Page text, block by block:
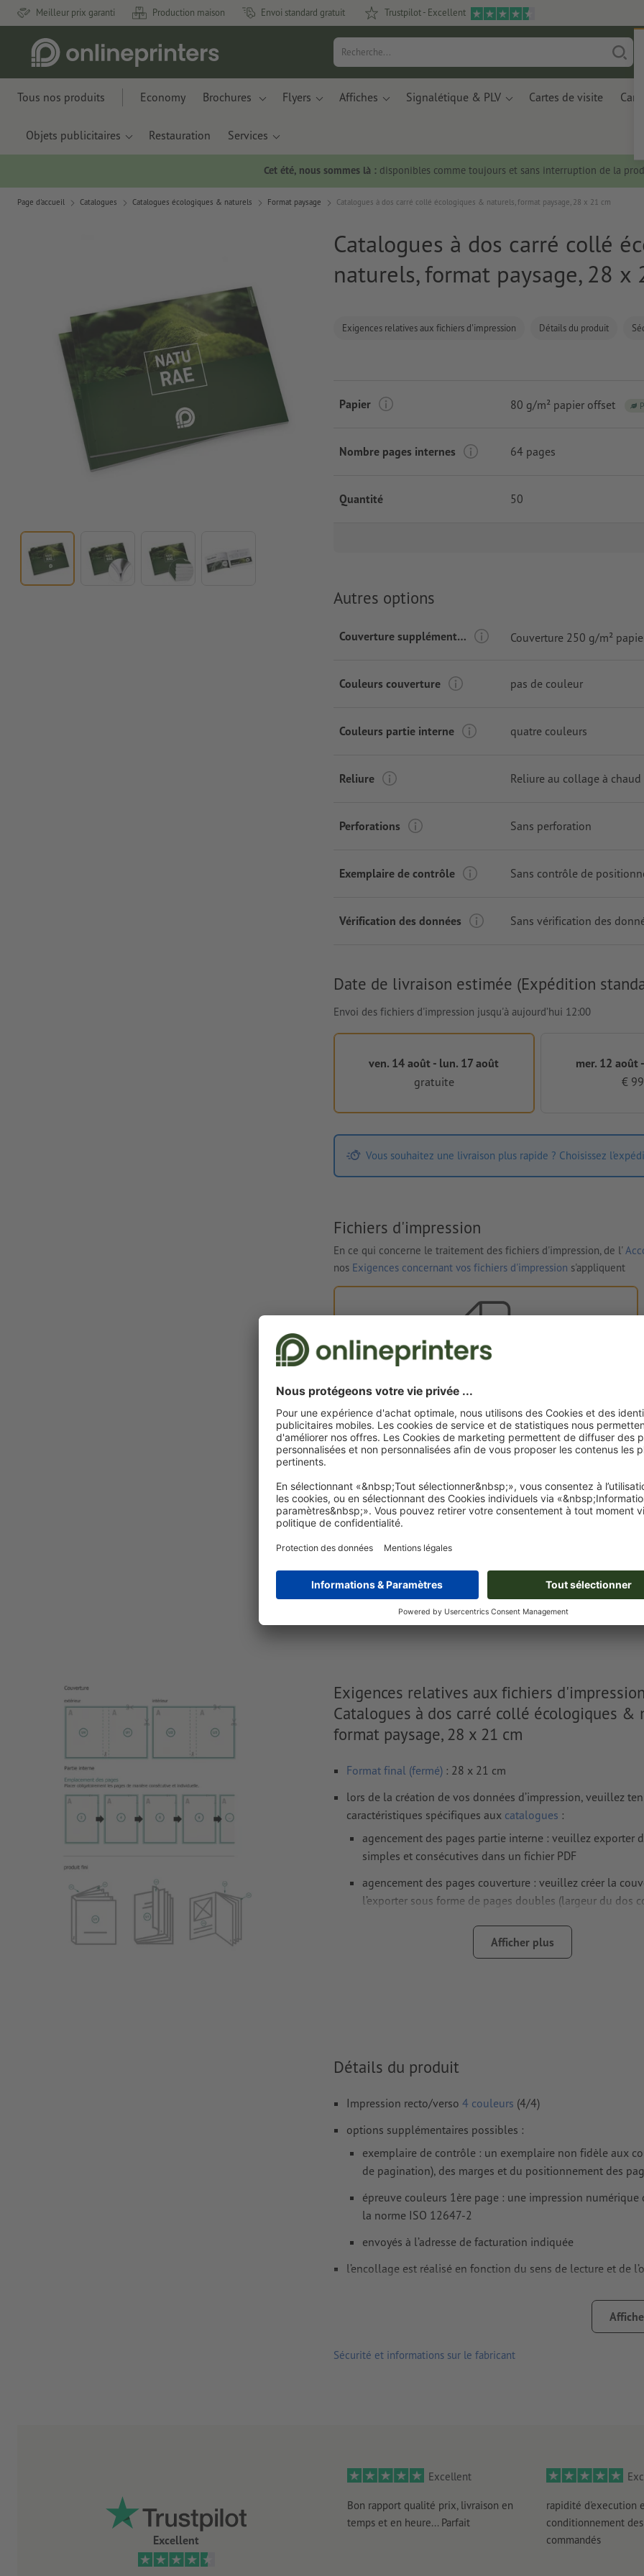
Meilleur prix garanti Production maison Envoi standard gratuit Trustpilot - Excellent
Tous nos produits Economy Brochures Flyers Affiches Signalétique & PLV Cartes de visite
Objets publicitaires Restauration Services
Cet été, nous sommes là :disponibles comme toujours et sans interruption de la
Page d'accueil Catalogues Catalogues écologiques & naturels Format paysage Catalogues à dos carré collé écologiques & naturels, format paysage, 28 x 21 cm
Catalogues à dos carré collé
naturels, format paysage, 28 x
Exigences relatives aux fichiers d'impression Détails du produit
Papier 80 g/m² papier offset
Nombre pages internes 64 pages
Quantité 50
Autres options
Couverture supplémentaire Couverture 250 g/m²
Couleurs couverture pas de couleur
Couleurs partie interne quatre couleurs
Reliure Reliure au collage à chaud
Perforations Sans perforation
Exemplaire de contrôle Sans contrôle de
Vérification des données Sans vérification des
Date de livraison estimée (Expédition
Envoi des fichiers d'impression jusqu'à aujourd’hui 12:00
ven. 14 août - lun. 17 août
gratuite
mer. 12 août
€
Vous souhaitez une livraison plus rapide ? Choisissez
Fichiers d'impression
En ce qui concerne le traitement des fichiers d'impression, de l'
nos Exigences concernant vos fichiers d'impression s'appliquent
Vos fichiers d'impression
Vous pouvez télécharger vos fichiers d'impression avant ou
après l'achat.
Je dépose mes fichiers
HT
€ 438,49 €
Livraison approx. :
ven. 14 août - lun. 17 août
9 kg
Exigences relatives aux fichiers d'impression
Catalogues à dos carré collé écologiques &
format paysage, 28 x 21 cm
Format final (fermé) : 28 x 21 cm
lors de la création de vos données d’impression, veuillez
caractéristiques spécifiques aux catalogues :
agencement des pages partie interne : veuillez exporter
simples et consécutives dans un fichier PDF
agencement des pages couverture : veuillez créer la
l’exporter sous forme de pages doubles (largeur du dos
de fond perdu
, placer les informations
papiers non couchés
Nous ne vérifions pas les
réglages de surimpression
Les
commentaires
sont supprimés et ne seront ainsi pas
Le contenu deschamps de formulairesera imprimé
Épaisseur du dos: 4 mm
Comment créer correctement des fichiers d'impression?
Afficher plus
Détails du produit
Impression recto/verso 4 couleurs (4/4)
options supplémentaires possibles :
exemplaire de contrôle : un exemplaire non fidèle aux
de pagination), des marges et du positionnement des
épreuve couleurs 1ère page : une impression
la norme ISO 12647-2
envoyés à l’adresse de facturation indiquée
l’encollage est réalisé en fonction du sens de lecture et de
la perforation en option est réalisée
les produits imprimés sur du papier recyclé sont neutres
Sécurité et informations sur le fabricant
Excellent
Excellent
Bon rapport qualité prix, livraison en
temps et en heure... Parfait
rapidité d'execution
conditionnement
commandés